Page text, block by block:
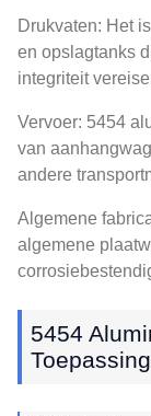
Drukvaten: Het
en opslagtanks
integriteit
Vervoer: 5454
van
andere
Algemene
algemene
5454